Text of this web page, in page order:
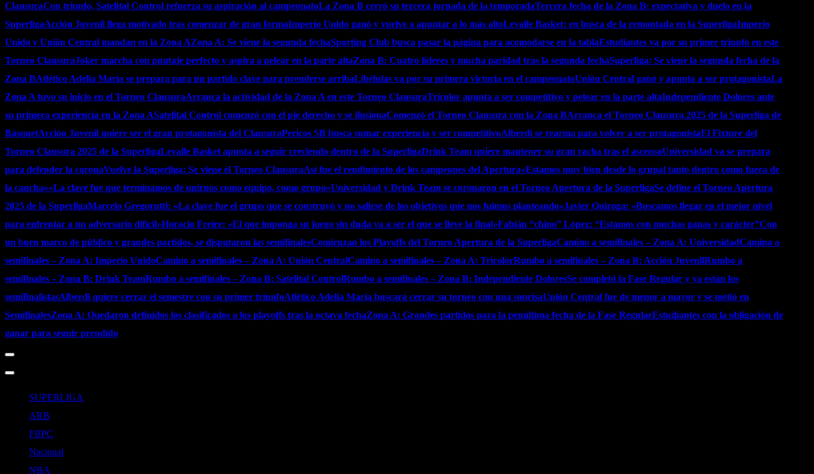
ClausuraCon triunfo, Satelital Control refuerza su aspiración al campeonatoLa Zona B cerró su tercera jornada de la temporadaTercera fecha de la Zona B: expectativa y duelo en la
SuperligaAcción Juvenil llega motivado tras comenzar de gran formaImperio Unido ganó y vuelve a apuntar a lo más altoLevalle Basket: en busca de la remontada en la SuperligaImperio
Unido y Unión Central mandan en la Zona AZona A: Se viene la segunda fechaSporting Club busca pasar la página para acomodarse en la tablaEstudiantes va por su primer triunfo en este
Torneo ClausuraJoker marcha con puntaje perfecto y aspira a pelear en la parte altaZona B: Cuatro líderes y mucha paridad tras la segunda fechaSuperliga: Se viene la segunda fecha de la
Zona BAtlético Adelia María se prepara para un partido clave para prenderse arribaLibélulas va por su primera victoria en el campeonatoUnión Central ganó y apunta a ser protagonistaLa
Zona A tuvo su inicio en el Torneo ClausuraArranca la actividad de la Zona A en este Torneo ClausuraTricolor apunta a ser competitivo y pelear en la parte altaIndependiente Dolores ante
su primera experiencia en la Zona ASatelital Control comenzó con el pie derecho y se ilusionaComenzó el Torneo Clausura con la Zona BArranca el Torneo Clausura 2025 de la Superliga de
BásquetAcción Juvenil quiere ser el gran protagonista del ClausuraPericos SB busca sumar experiencia y ser competitivoAlberdi se rearma para volver a ser protagonistaEl Fixture del
Torneo Clausura 2025 de la SuperligaLevalle Basket apunta a seguir creciendo dentro de la SuperligaDrink Team quiere mantener su gran racha tras el ascensoUniversidad ya se prepara
para defender la coronaVuelve la Superliga: Se viene el Torneo ClausuraAsí fue el rendimiento de los campeones del Apertura«Estamos muy bien desde lo grupal tanto dentro como fuera de
la cancha»«La clave fue que terminamos de unirnos como equipo, como grupo»Universidad y Drink Team se coronaron en el Torneo Apertura de la SuperligaSe define el Torneo Apertura
2025 de la SuperligaMarcelo Gregorutti: «La clave fue el grupo que se construyó y no salirse de los objetivos que nos fuimos planteando»Javier Quiroga: «Buscamos llegar en el mejor nivel
para enfrentar a un adversario difícil»Horacio Freire: «El que imponga su juego sin duda va a ser el que se lleve la final»Fabián “chino” López: “Estamos con muchas ganas y carácter”Con
un buen marco de público y grandes partidos, se disputaron las semifinalesComienzan los Playoffs del Torneo Apertura de la SuperligaCamino a semifinales – Zona A: UniversidadCamino a
semifinales – Zona A: Imperio UnidoCamino a semifinales – Zona A: Unión CentralCamino a semifinales – Zona A: TricolorRumbo a semifinales – Zona B: Acción JuvenilRumbo a
semifinales – Zona B: Drink TeamRumbo a semifinales – Zona B: Satelital ControlRumbo a semifinales – Zona B: Independiente DoloresSe completó la Fase Regular y ya están los
semifinalistasAlberdi quiere cerrar el semestre con su primer triunfoAtlético Adelia María buscará cerrar su torneo con una sonrisaUnión Central fue de menor a mayor y se metió en
SemifinalesZona A: Quedaron definidos los clasificados a los playoffs tras la octava fechaZona A: Grandes partidos para la penúltima fecha de la Fase RegularEstudiantes con la obligación de
ganar para seguir prendido
SUPERLIGA
ARB
FBPC
Nacional
NBA